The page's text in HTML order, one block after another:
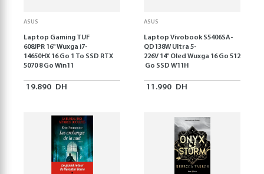
ASUS
Laptop Gaming TUF
608JPR 16'' Wuxga i7-
14650HX 16 Go 1 To SSD RTX
5070 8 Go Win11
19.890 DH
ASUS
Laptop Vivobook S5406SA-
QD138W Ultra 5-
226V 14" Oled Wuxga 16 Go 512
Go SSD W11H
11.990 DH